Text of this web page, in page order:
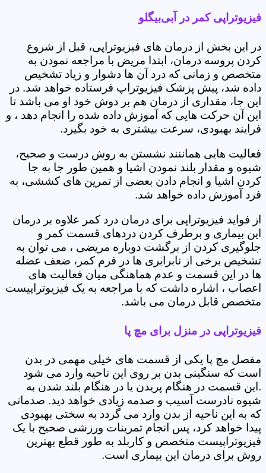
فیزیوتراپی کمر در آبی‌بیگلو
در این بخش از درمان های فیزیوتراپی، قبل از شروع
کردن پروسه درمان، ابتدا مریض با مراجعه نمودن به
متخصص و زمانی که درد آن ها دشوار و زیاد تشخیص
داده شد، پیش پزشک فیزیوتراپ فرستاده خواهد شد. در
این جا، مقداری از درمان هم بر دوش خود او می باشد تا
این آن حرکت هایی که آموزش داده شده را انجام دهد ، و
فرایند بهبودی، سرعت بیشتری به خود بگیرد.
فعالیت هایی هماننند نشستن به روش درست و صحیح،
شیوه و مقدار بلند نمودن اشیا و همین طور جا به جا
کردن اشیا و انجام دادن بعضی از تمرین های کششی، به
فرد آموزش داده خواهد شد.
از فواید فیزیوتراپی برای درمان درد کمر علاوه بر درمان
این بیماری و برطرف کردن دردهای قسمت کمر و
جلوگیری کردن از برگشت دوباره مریضی ، می توان به
تشخیص برخی از نابرابری ها در فرم کمر، ضعف عضله
ها در این قسمت و عدم هماهنگی میان فعالیت های
اعصاب ، اشاره داشت که با مراجعه به یک فیزیوتراپیست
متخصص قابل درمان می باشد.
فیزیوتراپی در منزل برای مچ پا
مفصل مچ پا یکی از قسمت های خیلی مهمی در بدن
است که سنگینی بدن بر روی این ناحیه وارد می شود
.این قسمت در هنگام پریدن یا در هنگام بلند شدن به
شیوه نادرست آسیب و صدمه زیادی خواهد دید. صدماتی
که به این ناحیه از بدن وارد می گردد به سختی بهبودی
پیدا خواهد کرد، پس انجام تمرینات ورزشی صحیح با یک
فیزیوتراپیست متخصص و کاربلد به طور قطع بهترین
روش برای درمان این بیماری است.